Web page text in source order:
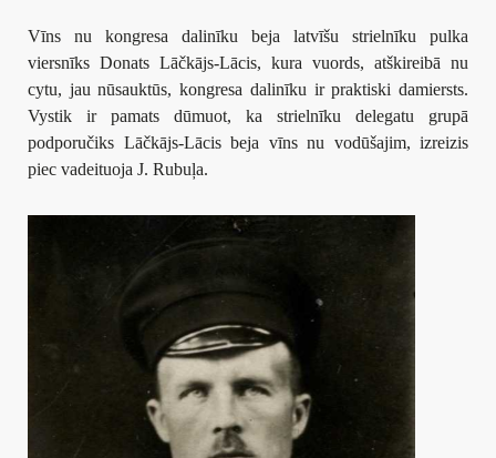
Vīns nu kongresa dalinīku beja latvīšu strielnīku pulka
viersnīks Donats Lāčkājs-Lācis, kura vuords, atškireibā nu
cytu, jau nūsauktūs, kongresa dalinīku ir praktiski damiersts.
Vystik ir pamats dūmuot, ka strielnīku delegatu grupā
podporučiks Lāčkājs-Lācis beja vīns nu vodūšajim, izreizis
piec vadeituoja J. Rubuļa.